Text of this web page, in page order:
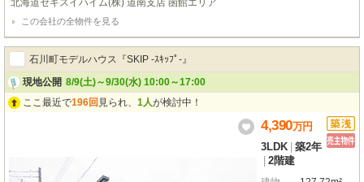
北海道セキスイハイム(株) 道南支店 函館エリア
この会社の全物件を見る
石川町モデルハウス『SKIP -ｽｷｯﾌﾟ-』
現地公開 8/9(土)～9/30(水) 10:00～17:00
ここ最近で196回 見られ、 1人が検討中！
4,390万円
3LDK 築2年
2階建